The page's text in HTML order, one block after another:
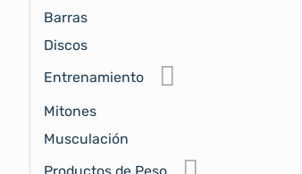
Barras
Discos
Entrenamiento
Mitones
Musculación